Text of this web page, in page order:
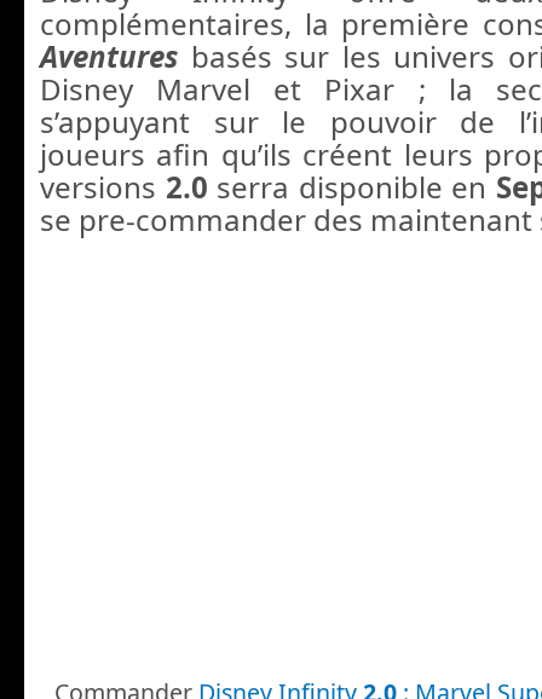
complémentaires, la première
Aventures basés sur les univers
Disney Marvel et Pixar ; la
s’appuyant sur le pouvoir de
joueurs afin qu’ils créent leurs
versions 2.0 serra disponible en
se pre-commander des maintenant
Commander Disney Infinity 2.0: Marvel